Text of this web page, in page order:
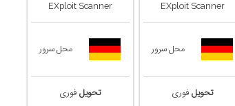
EXploit Scanner
محل سرور
تحویل فوری
EXploit Scanner
محل سرور
تحویل فوری